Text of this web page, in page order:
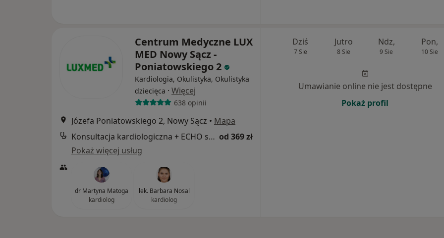
Centrum Medyczne LUX
MED Nowy Sącz -
Poniatowskiego 2
Kardiologia, Okulistyka, Okulistyka
dziecięca · Więcej
638 opinii
Józefa Poniatowskiego 2, Nowy Sącz • Mapa
Konsultacja kardiologiczna + ECHO serca od 369 zł
Pokaż więcej usług
dr Martyna Matoga
kardiolog
lek. Barbara Nosal
kardiolog
Dziś
7 Sie
Jutro
8 Sie
Ndz,
9 Sie
Pon,
10 Sie
Umawianie online nie jest dostępne
Pokaż profil